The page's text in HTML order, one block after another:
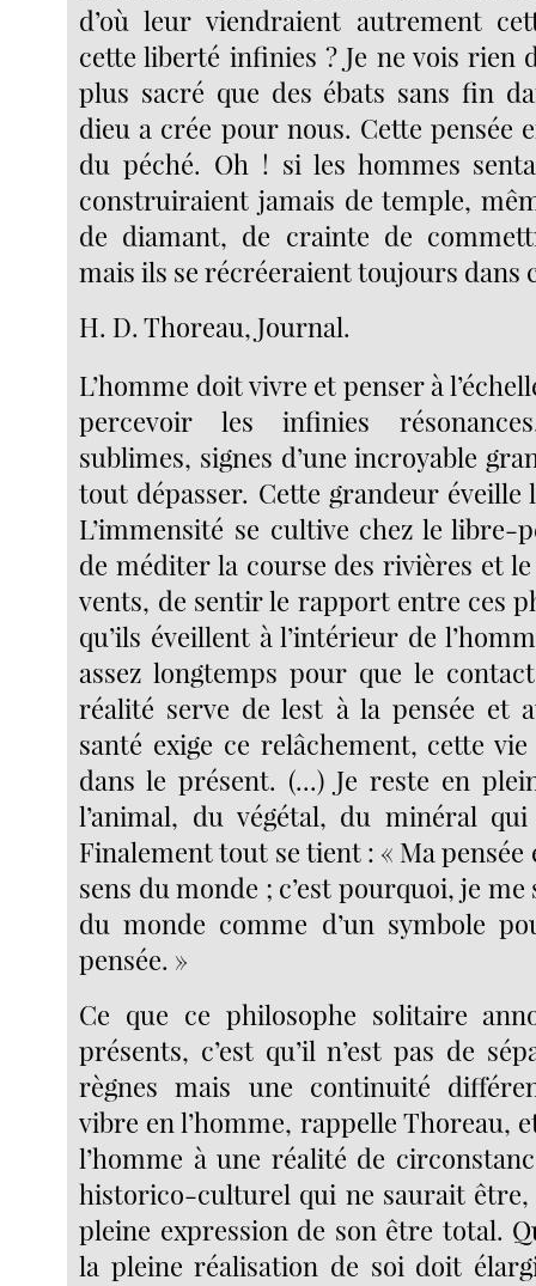
d’où leur viendraient autrement
cette liberté infinies ? Je ne vois rien
plus sacré que des ébats sans fin
dieu a crée pour nous. Cette pensée
du péché. Oh ! si les hommes
construiraient jamais de temple,
de diamant, de crainte de
mais ils se récréeraient toujours dans
H. D. Thoreau, Journal.
L’homme doit vivre et penser à
percevoir les infinies
sublimes, signes d’une incroyable
tout dépasser. Cette grandeur éveille
L’immensité se cultive chez le libre-
de méditer la course des rivières et
vents, de sentir le rapport entre ces
qu’ils éveillent à l’intérieur de
assez longtemps pour que le
réalité serve de lest à la pensée et
santé exige ce relâchement, cette
dans le présent. (...) Je reste en
l’animal, du végétal, du minéral
Finalement tout se tient : « Ma
sens du monde ; c’est pourquoi, je me
du monde comme d’un symbole
pensée. »
Ce que ce philosophe solitaire
présents, c’est qu’il n’est pas de
règnes mais une continuité
vibre en l’homme, rappelle Thoreau,
l’homme à une réalité de
historico-culturel qui ne saurait être,
pleine expression de son être total.
la pleine réalisation de soi doit